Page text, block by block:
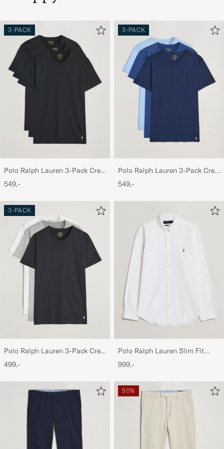
3-PACK
Polo Ralph Lauren 3-Pack Crew
Neck T-Shirt Black
549,-
3-PACK
Polo Ralph Lauren 3-Pack Crew
Neck T-Shirt Navy/Light
Navy/Elite Blue
549,-
3-PACK
Polo Ralph Lauren 3-Pack Crew
Neck T-Shirt
White/Black/Andover Heather
499,-
Polo Ralph Lauren Slim Fit
Shirt Oxford White
999,-
50%